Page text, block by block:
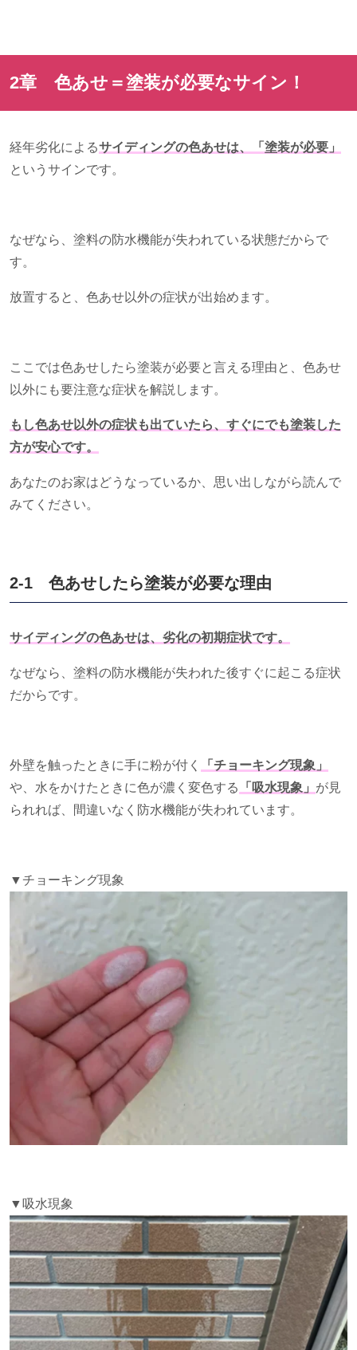
2章 色あせ＝塗装が必要なサイン！
経年劣化によるサイディングの色あせは、「塗装が必要」
というサインです。
なぜなら、塗料の防水機能が失われている状態だからで
す。
放置すると、色あせ以外の症状が出始めます。
ここでは色あせしたら塗装が必要と言える理由と、色あせ
以外にも要注意な症状を解説します。
もし色あせ以外の症状も出ていたら、すぐにでも塗装した
方が安心です。
あなたのお家はどうなっているか、思い出しながら読んで
みてください。
2-1 色あせしたら塗装が必要な理由
サイディングの色あせは、劣化の初期症状です。
なぜなら、塗料の防水機能が失われた後すぐに起こる症状
だからです。
外壁を触ったときに手に粉が付く
「チョーキング現象」
や、水をかけたときに色が濃く変色する
「吸水現象」 が見
られれば、間違いなく防水機能が失われています。
▼チョーキング現象
▼吸水現象